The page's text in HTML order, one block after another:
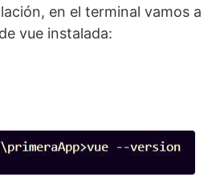
en el terminal vamos a
vue instalada: